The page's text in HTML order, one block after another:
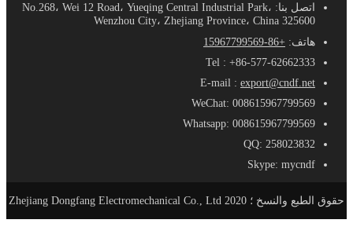
اتصل بنا: No.268، Wei 12 Road، Yueqing Central Industrial Park،
Wenzhou City، Zhejiang Province، China 325600
هاتف: +86-15967799569
Tel : +86-577-62662333
E-mail : export@cndf.net
WeChat: 008615967799569
Whatsapp: 008615967799569
QQ: 258023832
Skype: mycndf
حقوق الطبع والنسخ ؛ 2020 Zhejiang Dongfang Electromechanical Co., Ltd